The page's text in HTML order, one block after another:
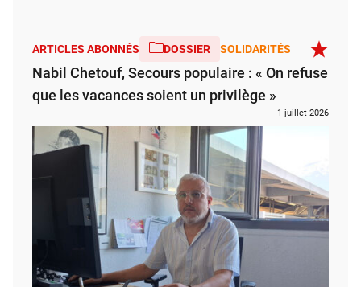
ARTICLES ABONNÉS DOSSIER SOLIDARITÉS
Nabil Chetouf, Secours populaire : « On refuse
que les vacances soient un privilège »
1 juillet 2026